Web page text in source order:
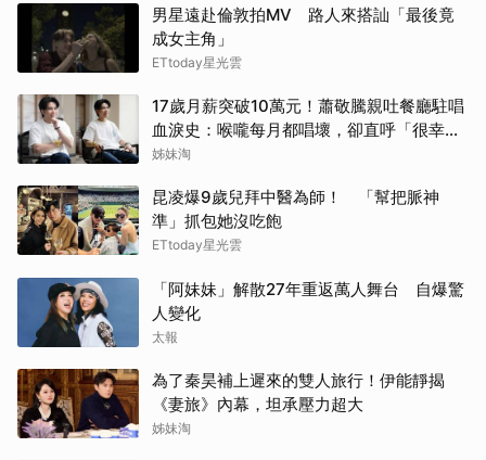
男星遠赴倫敦拍MV 路人來搭訕「最後竟
成女主角」
ETtoday星光雲
17歲月薪突破10萬元！蕭敬騰親吐餐廳駐唱
血淚史：喉嚨每月都唱壞，卻直呼「很幸
福」
姊妹淘
昆凌爆9歲兒拜中醫為師！ 「幫把脈神
準」抓包她沒吃飽
ETtoday星光雲
「阿妹妹」解散27年重返萬人舞台 自爆驚
人變化
太報
為了秦昊補上遲來的雙人旅行！伊能靜揭
《妻旅》內幕，坦承壓力超大
姊妹淘